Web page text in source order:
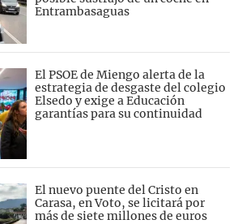
Entrambasaguas
El PSOE de Miengo alerta de la
estrategia de desgaste del colegio
Elsedo y exige a Educación
garantías para su continuidad
El nuevo puente del Cristo en
Carasa, en Voto, se licitará por
más de siete millones de euros